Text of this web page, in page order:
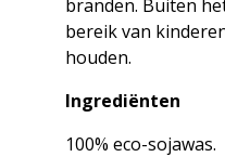
branden. Buiten
bereik van
houden.
Ingrediënten
100% eco-sojawas.